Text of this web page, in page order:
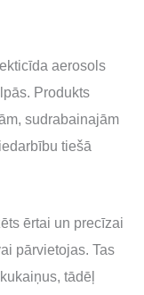
aerosols
Produkts
sudrabainajām
tiešā
ērtai un precīzai
pārvietojas. Tas
tādēļ